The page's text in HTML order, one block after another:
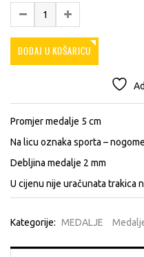
DODAJ U KOŠARICU
Promjer medalje 5 cm
Na licu oznaka sporta –
Debljina medalje 2 mm
U cijenu nije uračunata trakica
Kategorije: MEDALJE